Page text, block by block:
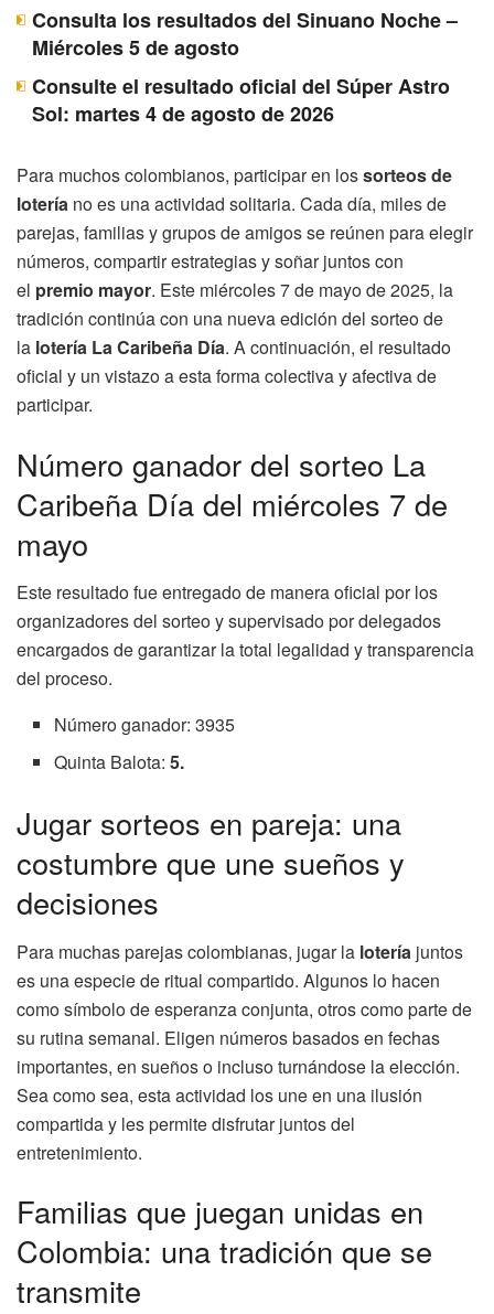
Consulta los resultados del Sinuano Noche –
Miércoles 5 de agosto
Consulte el resultado oficial del Súper Astro
Sol: martes 4 de agosto de 2026
Para muchos colombianos, participar en lossorteos de
lotería no es una actividad solitaria. Cada día, miles de
parejas, familias y grupos de amigos se reúnen para elegir
números, compartir estrategias y soñar juntos con
el premio mayor. Este miércoles 7 de mayo de 2025, la
tradición continúa con una nueva edición del sorteo de
la lotería La Caribeña Día. A continuación, el resultado
oficial y un vistazo a esta forma colectiva y afectiva de
participar.
Número ganador del sorteo La
Caribeña Día del miércoles 7 de
mayo
Este resultado fue entregado de manera oficial por los
organizadores del sorteo y supervisado por delegados
encargados de garantizar la total legalidad y transparencia
del proceso.
Número ganador: 3935
Quinta Balota:5.
Jugar sorteos en pareja: una
costumbre que une sueños y
decisiones
Para muchas parejas colombianas, jugar la lotería juntos
es una especie de ritual compartido. Algunos lo hacen
como símbolo de esperanza conjunta, otros como parte de
su rutina semanal. Eligen números basados en fechas
importantes, en sueños o incluso turnándose la elección.
Sea como sea, esta actividad los une en una ilusión
compartida y les permite disfrutar juntos del
entretenimiento.
Familias que juegan unidas en
Colombia: una tradición que se
transmite